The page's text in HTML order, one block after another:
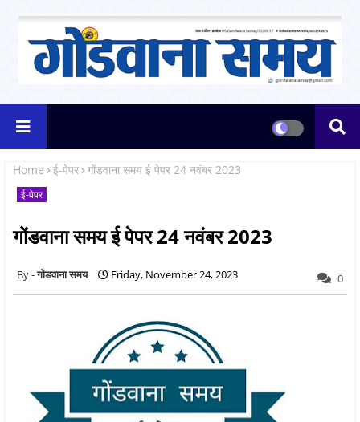
Home ई-पेपर गोंडवाना समय ई पेपर 24 नवंबर 2023
ई-पेपर
गोंडवाना समय ई पेपर 24 नवंबर 2023
गोंडवाना समय Friday, November 24, 2023 0